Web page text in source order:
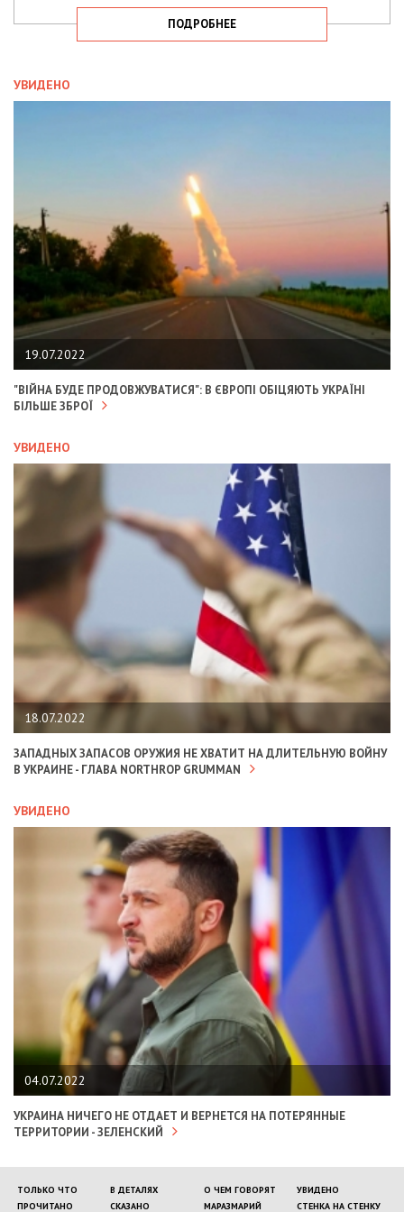
ПОДРОБНЕЕ
УВИДЕНО
19.07.2022
"ВІЙНА БУДЕ ПРОДОВЖУВАТИСЯ": В ЄВРОПІ ОБІЦЯЮТЬ УКРАЇНІ
БІЛЬШЕ ЗБРОЇ
УВИДЕНО
18.07.2022
ЗАПАДНЫХ ЗАПАСОВ ОРУЖИЯ НЕ ХВАТИТ НА ДЛИТЕЛЬНУЮ ВОЙНУ
В УКРАИНЕ - ГЛАВА NORTHROP GRUMMAN
УВИДЕНО
04.07.2022
УКРАИНА НИЧЕГО НЕ ОТДАЕТ И ВЕРНЕТСЯ НА ПОТЕРЯННЫЕ
ТЕРРИТОРИИ - ЗЕЛЕНСКИЙ
ТОЛЬКО ЧТО В ДЕТАЛЯХ О ЧЕМ ГОВОРЯТ
УВИДЕНО
ПРОЧИТАНО
СКАЗАНО МАРАЗМАРИЙ СТЕНКА НА СТЕНКУ